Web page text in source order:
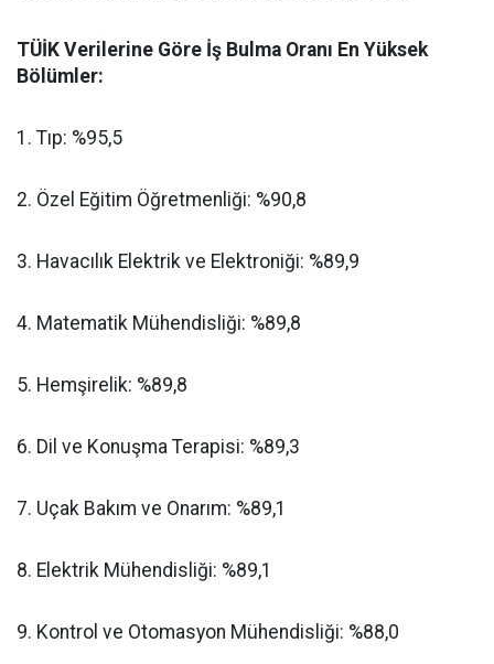
​TÜİK Verilerine Göre İş Bulma Oranı En Yüksek
Bölümler:
​1. Tıp: %95,5
​2. Özel Eğitim Öğretmenliği: %90,8
​3. Havacılık Elektrik ve Elektroniği: %89,9
​4. Matematik Mühendisliği: %89,8
​5. Hemşirelik: %89,8
​6. Dil ve Konuşma Terapisi: %89,3
​7. Uçak Bakım ve Onarım: %89,1
​8. Elektrik Mühendisliği: %89,1
​9. Kontrol ve Otomasyon Mühendisliği: %88,0